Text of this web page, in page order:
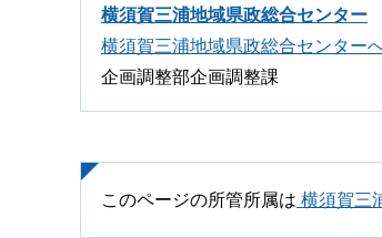
横須賀三浦地域県政総合センター
横須賀三浦地域県政総合センター
企画調整部企画調整課
このページの所管所属は 横須賀三